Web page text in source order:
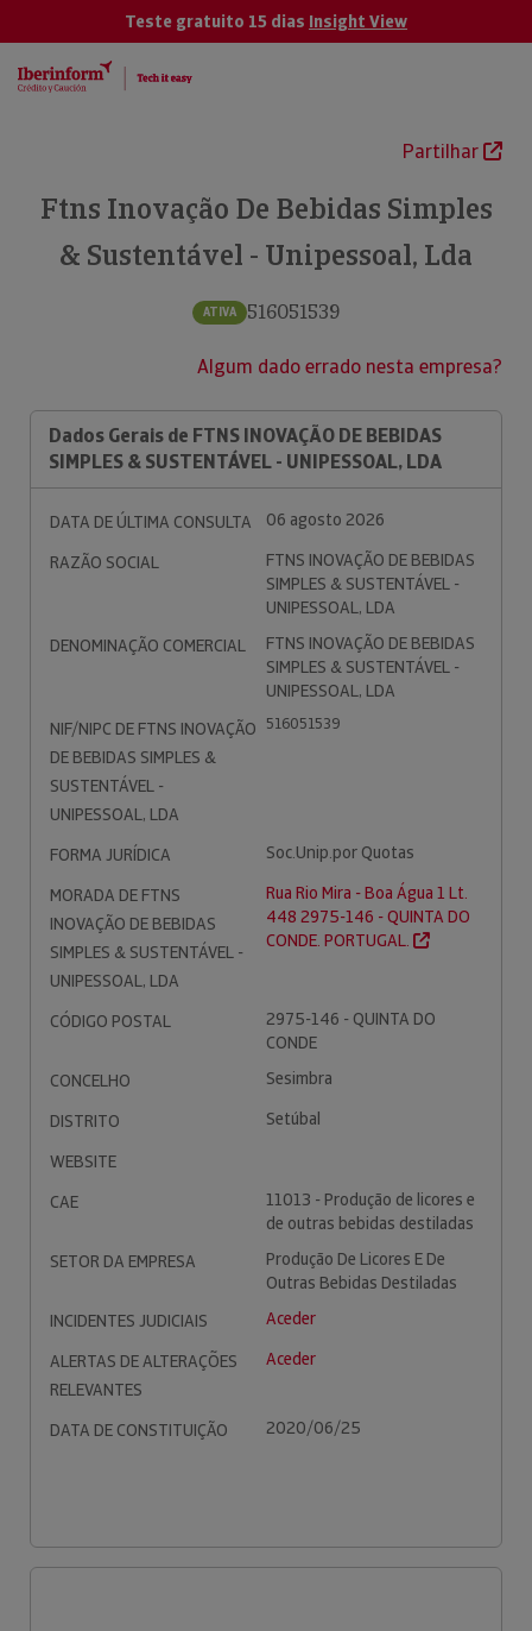
Teste gratuito 15 dias Insight View
Partilhar
Ftns Inovação De Bebidas Simples
& Sustentável - Unipessoal, Lda
ATIVA 516051539
Algum dado errado nesta empresa?
Dados Gerais de FTNS INOVAÇÃO DE BEBIDAS
SIMPLES & SUSTENTÁVEL - UNIPESSOAL, LDA
DATA DE ÚLTIMA CONSULTA
06 agosto 2026
RAZÃO SOCIAL
FTNS INOVAÇÃO DE BEBIDAS
SIMPLES & SUSTENTÁVEL -
UNIPESSOAL, LDA
DENOMINAÇÃO COMERCIAL
FTNS INOVAÇÃO DE BEBIDAS
SIMPLES & SUSTENTÁVEL -
UNIPESSOAL, LDA
NIF/NIPC DE FTNS INOVAÇÃO
DE BEBIDAS SIMPLES &
SUSTENTÁVEL -
UNIPESSOAL, LDA
516051539
FORMA JURÍDICA
Soc.Unip.por Quotas
MORADA DE FTNS
INOVAÇÃO DE BEBIDAS
SIMPLES & SUSTENTÁVEL -
UNIPESSOAL, LDA
Rua Rio Mira - Boa Água 1 Lt.
448 2975-146 - QUINTA DO
CONDE. PORTUGAL.
CÓDIGO POSTAL
2975-146 - QUINTA DO
CONDE
CONCELHO
Sesimbra
DISTRITO
Setúbal
WEBSITE
CAE
11013 - Produção de licores e
de outras bebidas destiladas
SETOR DA EMPRESA
Produção De Licores E De
Outras Bebidas Destiladas
INCIDENTES JUDICIAIS
Aceder
ALERTAS DE ALTERAÇÕES
RELEVANTES
Aceder
DATA DE CONSTITUIÇÃO 2020/06/25